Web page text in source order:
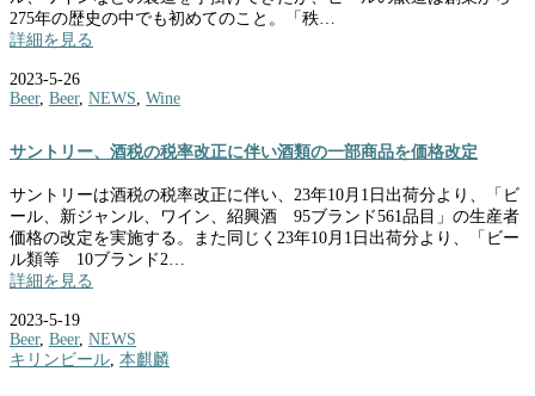
275年の歴史の中でも初めてのこと。「秩…
詳細を見る
2023-5-26
Beer, Beer, NEWS Wine
サントリー、酒税の税率改正に伴い酒類の一部商品を価格改定
サントリーは酒税の税率改正に伴い、23年10月1日出荷分より、「ビ
ール、新ジャンル、ワイン、紹興酒 95ブランド561品目」の生産者
価格の改定を実施する。また同じく23年10月1日出荷分より、「ビー
ル類等 10ブランド2…
詳細を見る
2023-5-19
Beer, Beer, NEWS
キリンビール, 本麒麟